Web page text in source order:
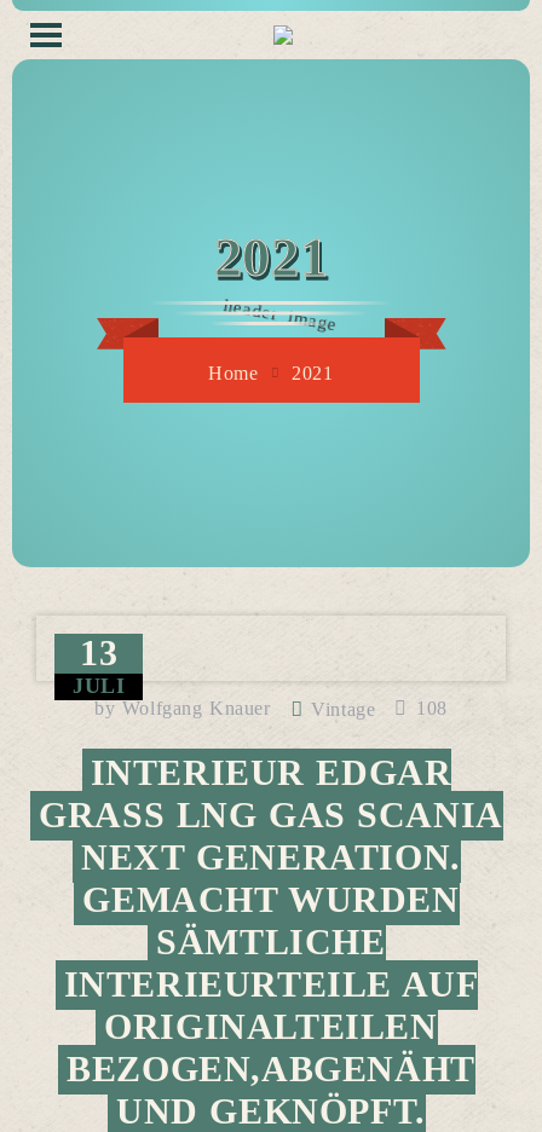
2021
Home 2021
13
JULI
by Wolfgang Knauer Vintage 108
INTERIEUR EDGAR
GRASS LNG GAS SCANIA
NEXT GENERATION.
GEMACHT WURDEN
SÄMTLICHE
INTERIEURTEILE AUF
ORIGINALTEILEN
BEZOGEN,ABGENÄHT
UND GEKNÖPFT.